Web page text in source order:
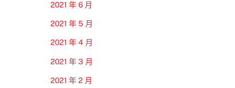
2021 年 6 月
2021 年 5 月
2021 年 4 月
2021 年 3 月
2021 年 2 月